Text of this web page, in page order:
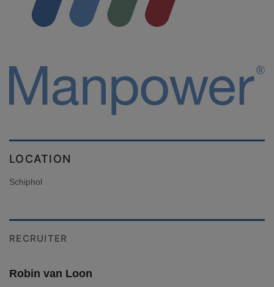
LOCATION
Schiphol
RECRUITER
Robin van Loon